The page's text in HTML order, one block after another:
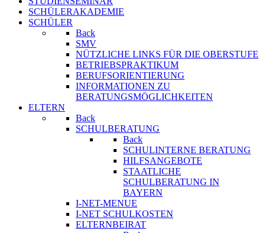
SCHÜLERAKADEMIE
SCHÜLER
Back
SMV
NÜTZLICHE LINKS FÜR DIE OBERSTUFE
BETRIEBSPRAKTIKUM
BERUFSORIENTIERUNG
INFORMATIONEN ZU
BERATUNGSMÖGLICHKEITEN
ELTERN
Back
SCHULBERATUNG
Back
SCHULINTERNE BERATUNG
HILFSANGEBOTE
STAATLICHE
SCHULBERATUNG IN
BAYERN
I-NET-MENUE
I-NET SCHULKOSTEN
ELTERNBEIRAT